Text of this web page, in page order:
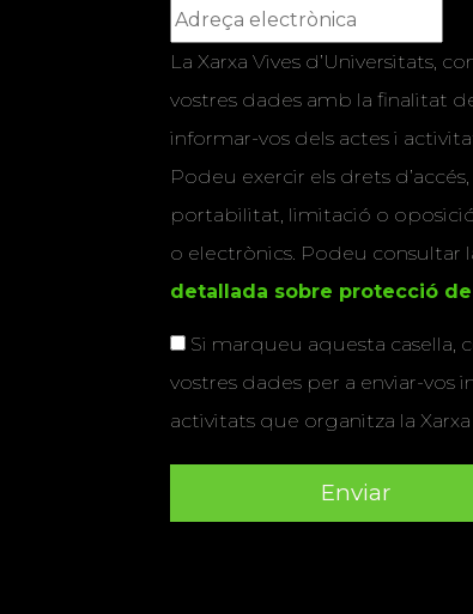
La Xarxa Vives d’Universitats,
vostres dades amb la finalitat
informar-vos dels actes i
Podeu exercir els drets
portabilitat, limitació o
o electrònics. Podeu consultar
detallada sobre protecció
Si marqueu aquesta casella,
vostres dades per a enviar-vos
activitats que organitza la Xarxa